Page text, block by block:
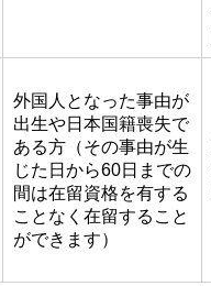
外国人となった事由が
出生や日本国籍喪失で
ある方（その事由が生
じた日から60日までの
間は在留資格を有する
ことなく在留すること
ができます）